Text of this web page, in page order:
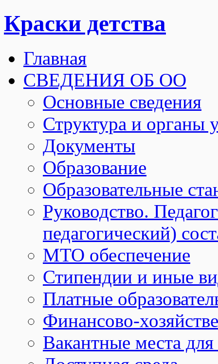
Краски детства
Главная
СВЕДЕНИЯ ОБ ОО
Основные сведения
Структура и органы
Документы
Образование
Образовательные
Руководство.
педагогический)
МТО обеспечение
Стипендии и иные
Платные
Финансово-
Вакантные места